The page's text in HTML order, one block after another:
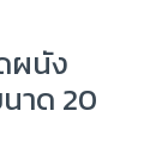
ผนัง
าด 20